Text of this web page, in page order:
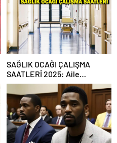
SAĞLIK OCAĞI ÇALIŞMA
SAATLERİ 2025: Aile
Hekimliği kaçta açılıyor, kaça
kadar açık? Sağlık ocağı hafta
sonu açık mı?